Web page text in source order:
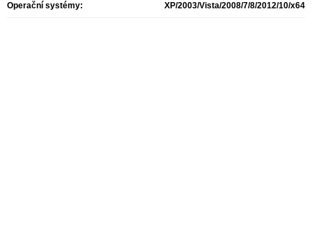
Operační systémy: XP/2003/Vista/2008/7/8/2012/10/x64